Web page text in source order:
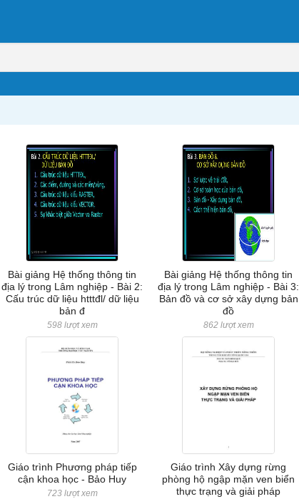
Bài giảng Hệ thống thông tin
địa lý trong Lâm nghiệp - Bài 2:
Cấu trúc dữ liệu htttđl/ dữ liệu
bản đ
598 lượt xem
Bài giảng Hệ thống thông tin
địa lý trong Lâm nghiệp - Bài 3:
Bản đồ và cơ sở xây dựng bản
đồ
862 lượt xem
Giáo trình Phương pháp tiếp
cận khoa học - Bảo Huy
723 lượt xem
Giáo trình Xây dựng rừng
phòng hộ ngập mặn ven biển
thực trạng và giải pháp